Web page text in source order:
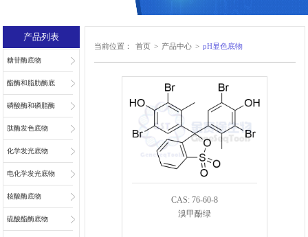
产品列表
糖苷酶底物
酯酶和脂肪酶底
物
磷酸酶和磷脂酶
底物
肽酶发色底物
化学发光底物
电化学发光底物
核酸酶底物
硫酸酯酶底物
当前位置： 首页 > 产品中心 > pH显色底物
CAS: 76-60-8
溴甲酚绿